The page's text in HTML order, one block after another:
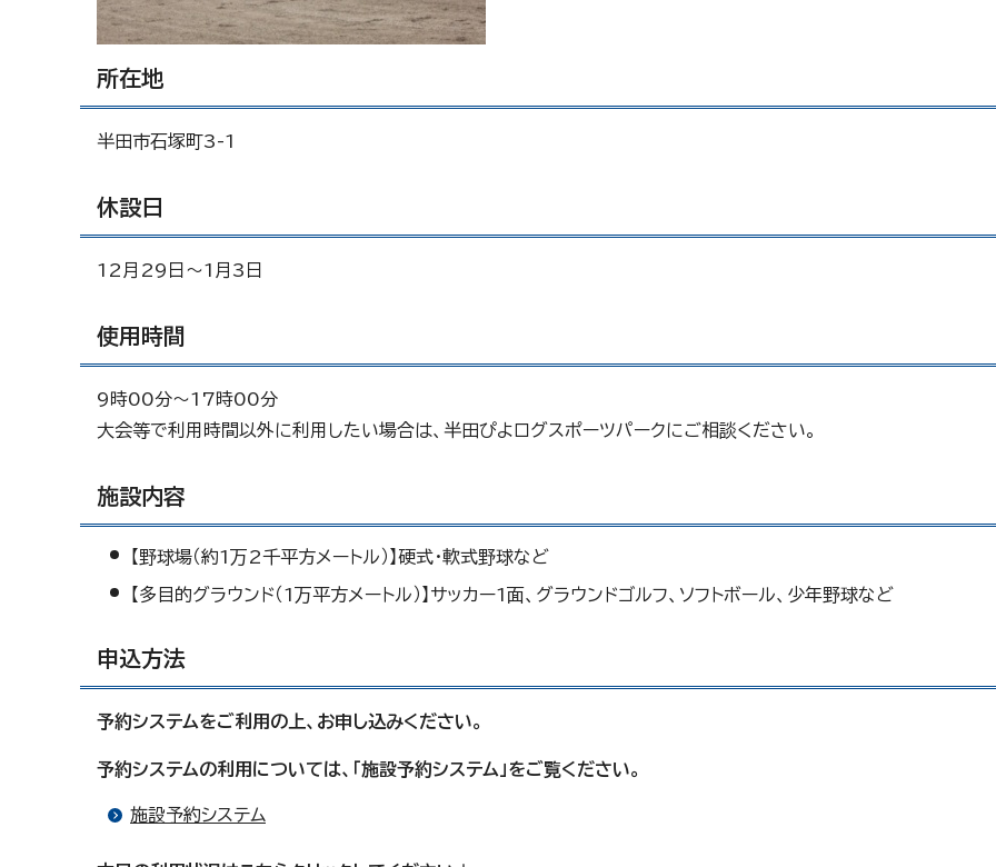
所在地
半田市石塚町3-1
休設日
12月29日～1月3日
使用時間
9時00分～17時00分
大会等で利用時間以外に利用したい場合は、半田ぴよログスポーツパークにご相談ください。
施設内容
【野球場（約1万2千平方メートル）】硬式・軟式野球など
【多目的グラウンド（1万平方メートル）】サッカー1面、グラウンドゴルフ、ソフトボール、少年野球など
申込方法
予約システムをご利用の上、お申し込みください。
予約システムの利用については、「施設予約システム」をご覧ください。
施設予約システム